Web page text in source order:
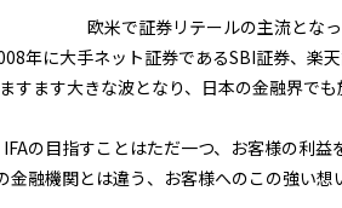
欧米で証券リテールの主流とな
年に大手ネット証券であるSBI証券、楽
すます大きな波となり、日本の金融界でも
IFAの目指すことはただ一つ、お客様の利益
金融機関とは違う、お客様へのこの強い想